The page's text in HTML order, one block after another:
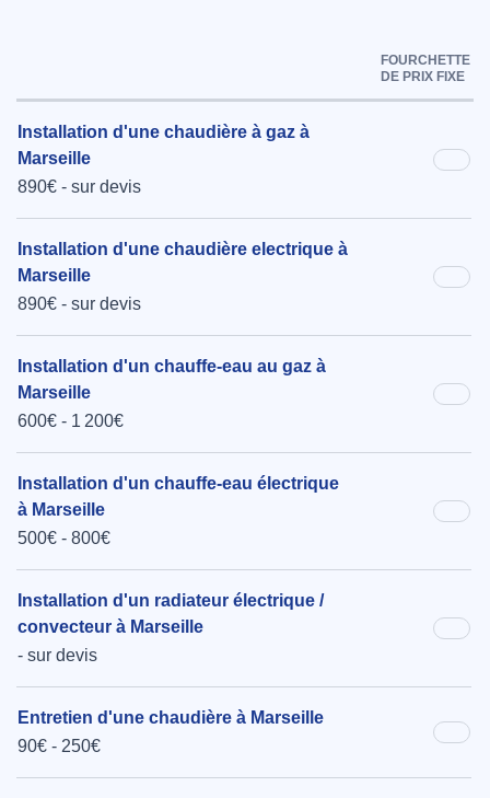
FOURCHETTE
DE PRIX FIXE
Installation d'une chaudière à gaz à
Marseille
890€ - sur devis
Installation d'une chaudière electrique à
Marseille
890€ - sur devis
Installation d'un chauffe-eau au gaz à
Marseille
600€ - 1 200€
Installation d'un chauffe-eau électrique
à Marseille
500€ - 800€
Installation d'un radiateur électrique /
convecteur à Marseille
- sur devis
Entretien d'une chaudière à Marseille
90€ - 250€